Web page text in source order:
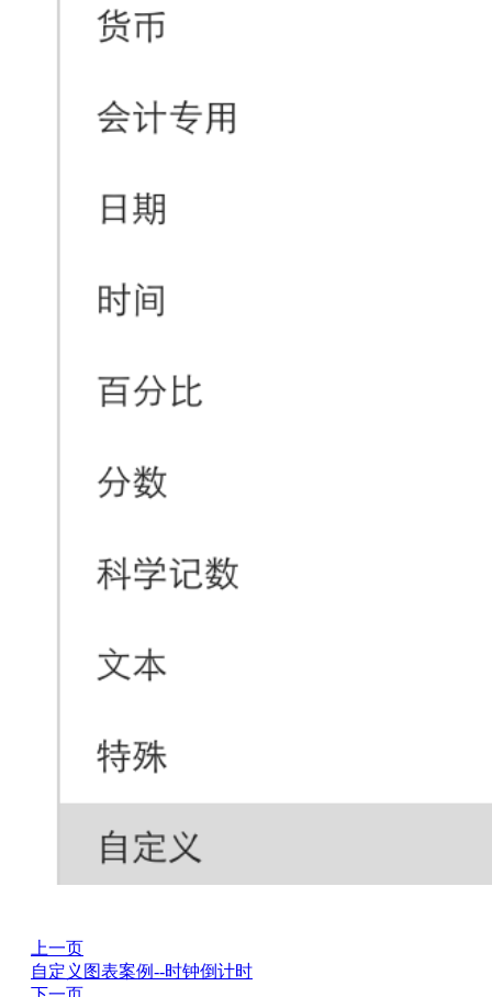
上一页
自定义图表案例--时钟倒计时